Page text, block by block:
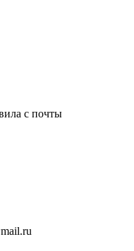
с почты